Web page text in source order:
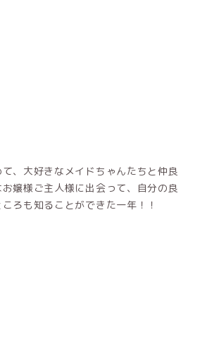
、大好きなメイドちゃんたちと仲良
嬢様ご主人様に出会って、自分の良
ろも知ることができた一年！！